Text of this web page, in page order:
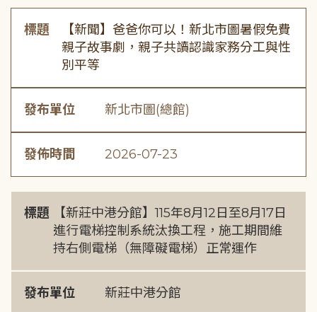
標題
【新聞】爸爸你可以！新北市圖暑假免費
親子故事劇，親子共讀認識家務分工與性
別平等
發布單位 新北市圖(總館)
發佈時間 2026-07-23
標題
【新莊中港分館】115年8月12日至8月17日
進行電梯控制系統汰換工程，施工期間維
持右側電梯（無障礙電梯）正常運作
發布單位 新莊中港分館